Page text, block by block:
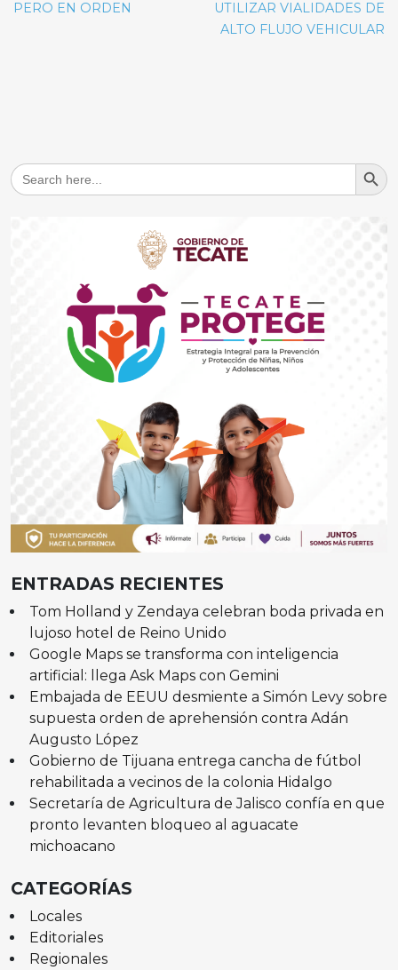
PERO EN ORDEN
UTILIZAR VIALIDADES DE
ALTO FLUJO VEHICULAR
Search
for:
Search
ENTRADAS RECIENTES
Tom Holland y Zendaya celebran boda privada en
lujoso hotel de Reino Unido
Google Maps se transforma con inteligencia
artificial: llega Ask Maps con Gemini
Embajada de EEUU desmiente a Simón Levy sobre
supuesta orden de aprehensión contra Adán
Augusto López
Gobierno de Tijuana entrega cancha de fútbol
rehabilitada a vecinos de la colonia Hidalgo
Secretaría de Agricultura de Jalisco confía en que
pronto levanten bloqueo al aguacate
michoacano
CATEGORÍAS
Locales
Editoriales
Regionales